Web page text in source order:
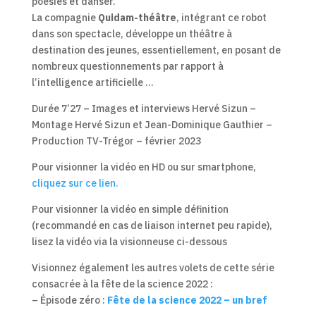
La compagnie Quidam-théâtre, intégrant ce robot
dans son spectacle, développe un théâtre à
destination des jeunes, essentiellement, en posant de
nombreux questionnements par rapport à
l’intelligence artificielle …
Durée 7’27 – Images et interviews Hervé Sizun –
Montage Hervé Sizun et Jean-Dominique Gauthier –
Production TV-Trégor – février 2023
Pour visionner la vidéo en HD ou sur smartphone,
cliquez sur ce lien.
Pour visionner la vidéo en simple définition
(recommandé en cas de liaison internet peu rapide),
lisez la vidéo via la visionneuse ci-dessous
Visionnez également les autres volets de cette série
consacrée à la fête de la science 2022 :
– Épisode zéro : Fête de la science 2022 – un bref